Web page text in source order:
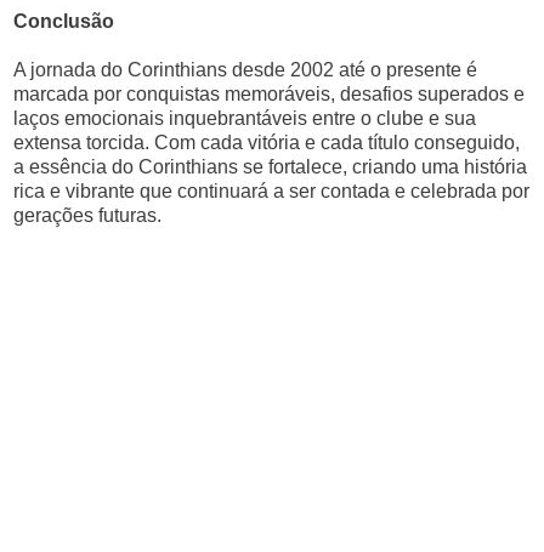
Conclusão
A jornada do Corinthians desde 2002 até o presente é
marcada por conquistas memoráveis, desafios superados e
laços emocionais inquebrantáveis entre o clube e sua
extensa torcida. Com cada vitória e cada título conseguido,
a essência do Corinthians se fortalece, criando uma história
rica e vibrante que continuará a ser contada e celebrada por
gerações futuras.